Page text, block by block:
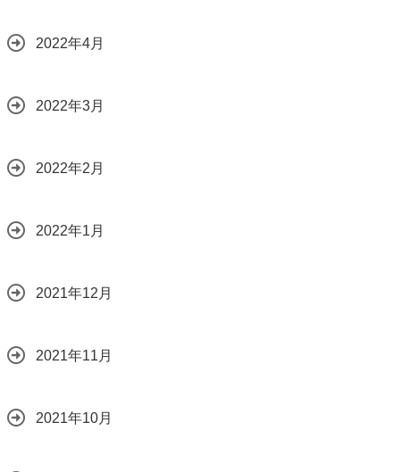
2022年4月
2022年3月
2022年2月
2022年1月
2021年12月
2021年11月
2021年10月